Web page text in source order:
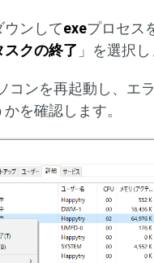
ウンしてexeプロセス
スクの終了 」を選択し
コンを再起動し、エ
を確認します。